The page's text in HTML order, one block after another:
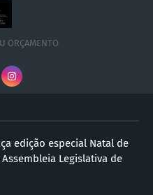
ORÇAMENTO
edição especial Natal de
Legislativa de